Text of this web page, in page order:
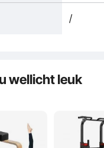
/
wellicht leuk